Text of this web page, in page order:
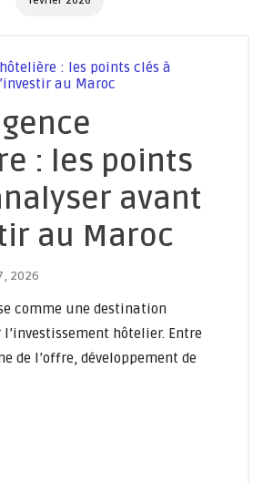
: les points
avant
au Maroc
2026
comme une destination
hôtelier. Entre
de l’offre, développement de